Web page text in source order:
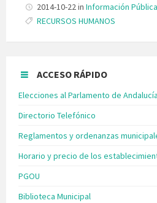
2014-10-22in Información Pública
Tags:
RECURSOS HUMANOS
ACCESO RÁPIDO
Elecciones al Parlamento de
Directorio Telefónico
Reglamentos y ordenanzas
Horario y precio de los
PGOU
Biblioteca Municipal